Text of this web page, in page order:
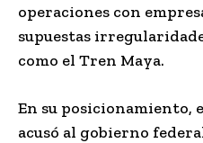
operaciones con
supuestas
como el Tren Maya.
En su posicionamiento,
acusó al gobierno